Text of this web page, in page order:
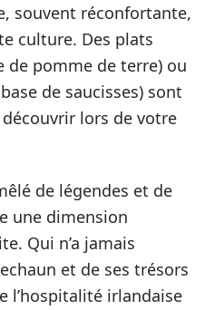
souvent réconfortante,
culture. Des plats
de pomme de terre) ou
de saucisses) sont
lors de votre
de légendes et de
une dimension
Qui n’a jamais
et de ses trésors
l’hospitalité irlandaise